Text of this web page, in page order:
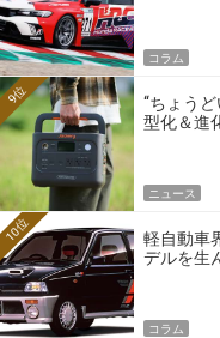
コラム
“ちょう
型化＆進
9位
ニュース
軽自動車
デルを生
10位
コラム